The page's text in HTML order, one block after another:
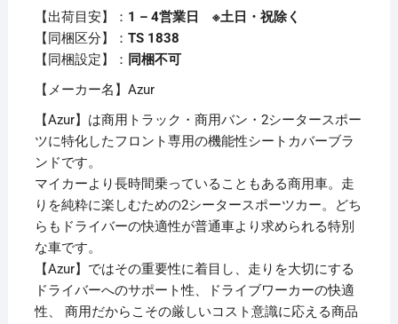
S331V(2011
年
12
降)
ヘ
ッ
ド
レ
ス
ト
一
体
型
個
【出荷目安】： 1 – 4営業日 ※土日・祝除く
【同梱区分】： TS 1838
【同梱設定】： 同梱不可
【メーカー名】Azur
【Azur】は商用トラック・商用バン・2シータースポー
ツに特化したフロント専用の機能性シートカバーブラ
ンドです。
マイカーより長時間乗っていることもある商用車。走
りを純粋に楽しむための2シータースポーツカー。どち
らもドライバーの快適性が普通車より求められる特別
な車です。
【Azur】ではその重要性に着目し、走りを大切にする
ドライバーへのサポート性、ドライブワーカーの快適
性、 商用だからこその厳しいコスト意識に応える商品